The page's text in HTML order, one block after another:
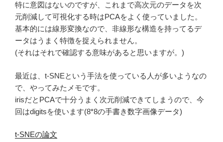
特に意図はないのですが、これまで高次元のデータを次
元削減して可視化する時はPCAをよく使っていました。
基本的には線形変換なので、非線形な構造を持ってるデ
ータはうまく特徴を捉えられません。
(それはそれで確認する意味があると思いますが。)
最近は、t-SNEという手法を使っている人が多いようなの
で、やってみたメモです。
irisだとPCAで十分うまく次元削減できてしまうので、今
回はdigitsを使います(8*8の手書き数字画像データ)
t-SNEの論文